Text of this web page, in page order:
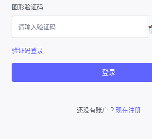
图形验证码
验证码登录
登录
还没有账户 ? 现在注册